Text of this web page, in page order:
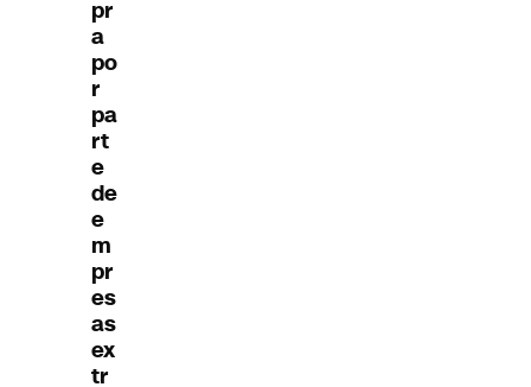
pr
a
po
r
pa
rt
e
de
e
m
pr
es
as
ex
tr